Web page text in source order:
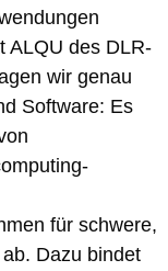
ALQU des DLR-
wir genau
Software: Es
für schwere,
Dazu bindet